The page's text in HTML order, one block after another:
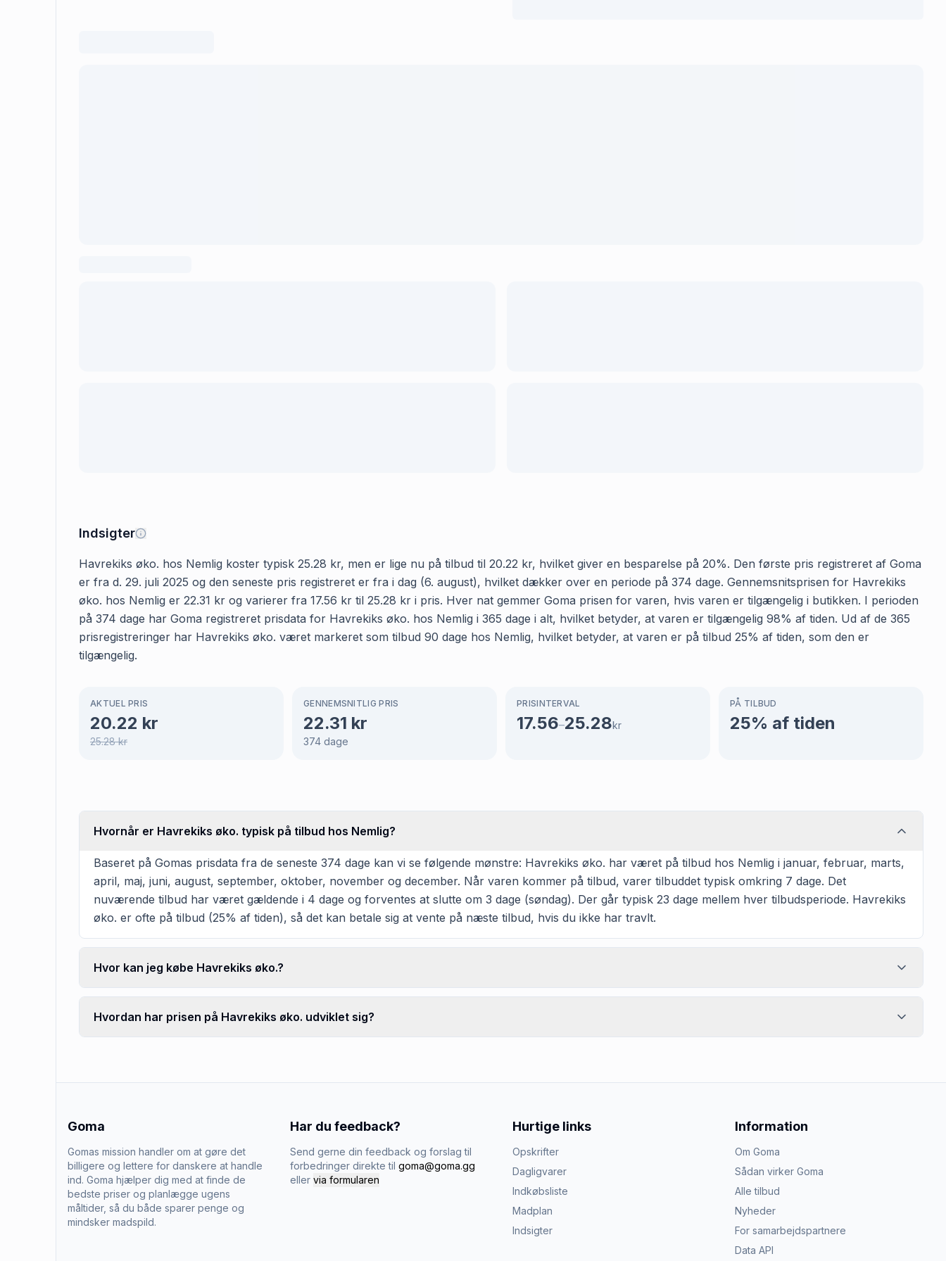
Indsigter
Havrekiks øko. hos Nemlig koster typisk 25.28 kr, men er lige nu på tilbud til 20.22 kr, hvilket giver en besparelse på 20%. Den første pris registreret af Goma
er fra d. 29. juli 2025 og den seneste pris registreret er fra i dag (6. august), hvilket dækker over en periode på 374 dage. Gennemsnitsprisen for Havrekiks
øko. hos Nemlig er 22.31 kr og varierer fra 17.56 kr til 25.28 kr i pris. Hver nat gemmer Goma prisen for varen, hvis varen er tilgængelig i butikken. I perioden
på 374 dage har Goma registreret prisdata for Havrekiks øko. hos Nemlig i 365 dage i alt, hvilket betyder, at varen er tilgængelig 98% af tiden. Ud af de 365
prisregistreringer har Havrekiks øko. været markeret som tilbud 90 dage hos Nemlig, hvilket betyder, at varen er på tilbud 25% af tiden, som den er
tilgængelig.
AKTUEL PRIS
20.22 kr
25.28kr
GENNEMSNITLIG PRIS
22.31 kr
374 dage
PRISINTERVAL
17.56–25.28kr
PÅ TILBUD
25% af tiden
Hvornår er Havrekiks øko. typisk på tilbud hos Nemlig?
Baseret på Gomas prisdata fra de seneste 374 dage kan vi se følgende mønstre: Havrekiks øko. har været på tilbud hos Nemlig i januar, februar, marts,
april, maj, juni, august, september, oktober, november og december. Når varen kommer på tilbud, varer tilbuddet typisk omkring 7 dage. Det
nuværende tilbud har været gældende i 4 dage og forventes at slutte om 3 dage (søndag). Der går typisk 23 dage mellem hver tilbudsperiode. Havrekiks
øko. er ofte på tilbud (25% af tiden), så det kan betale sig at vente på næste tilbud, hvis du ikke har travlt.
Hvor kan jeg købe Havrekiks øko.?
Hvordan har prisen på Havrekiks øko. udviklet sig?
Goma
Gomas mission handler om at gøre det
billigere og lettere for danskere at handle
ind. Goma hjælper dig med at finde de
bedste priser og planlægge ugens
måltider, så du både sparer penge og
mindsker madspild.
Har du feedback?
Send gerne din feedback og forslag til
forbedringer direkte til goma@goma.gg
eller via formularen
Hurtige links
Opskrifter
Dagligvarer
Indkøbsliste
Madplan
Indsigter
Information
Om Goma
Sådan virker Goma
Alle tilbud
Nyheder
For samarbejdspartnere
Data API